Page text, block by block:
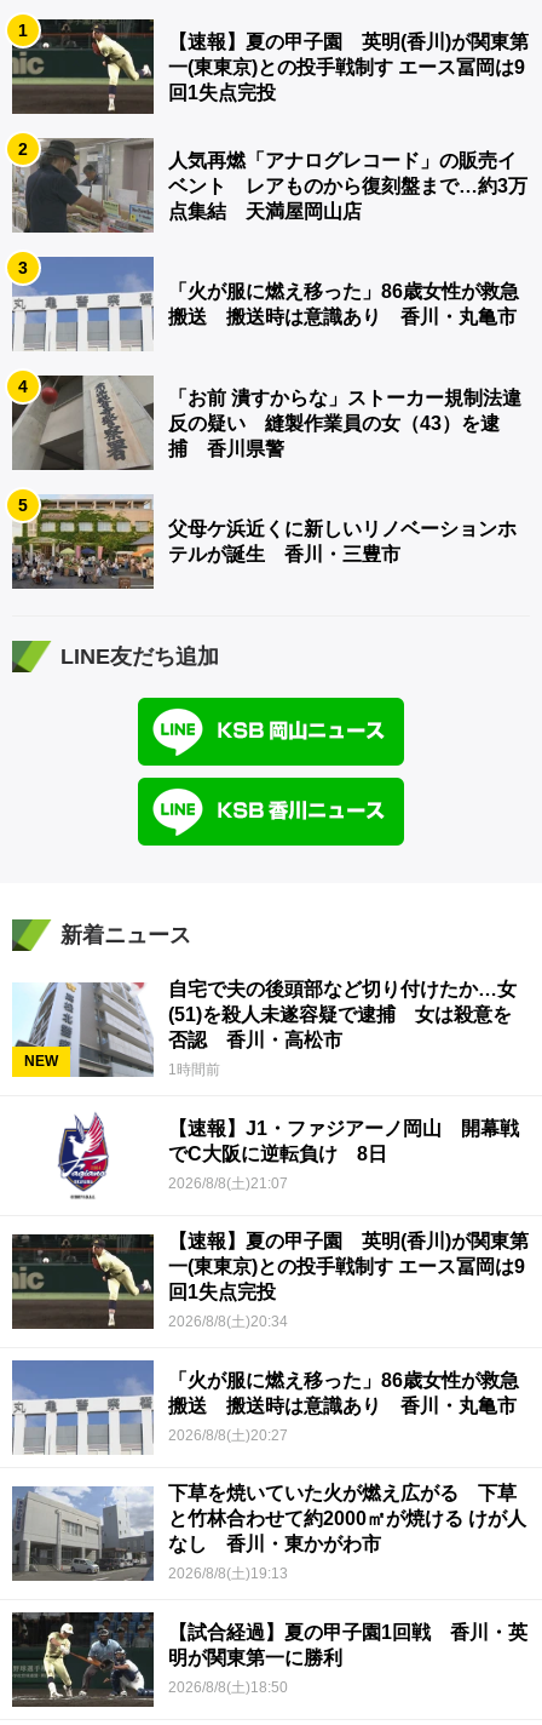
1
【速報】夏の甲子園 英明(香川)が関東第
一(東東京)との投手戦制す エース冨岡は9
回1失点完投
2
人気再燃「アナログレコード」の販売イ
ベント レアものから復刻盤まで…約3万
点集結 天満屋岡山店
3
「火が服に燃え移った」86歳女性が救急
搬送 搬送時は意識あり 香川・丸亀市
4
「お前 潰すからな」ストーカー規制法違
反の疑い 縫製作業員の女（43）を逮
捕 香川県警
5
父母ケ浜近くに新しいリノベーションホ
テルが誕生 香川・三豊市
LINE友だち追加
新着ニュース
NEW
自宅で夫の後頭部など切り付けたか…女
(51)を殺人未遂容疑で逮捕 女は殺意を
否認 香川・高松市
1時間前
【速報】J1・ファジアーノ岡山 開幕戦
でC大阪に逆転負け 8日
2026/8/8(土)21:07
【速報】夏の甲子園 英明(香川)が関東第
一(東東京)との投手戦制す エース冨岡は9
回1失点完投
2026/8/8(土)20:34
「火が服に燃え移った」86歳女性が救急
搬送 搬送時は意識あり 香川・丸亀市
2026/8/8(土)20:27
下草を焼いていた火が燃え広がる 下草
と竹林合わせて約2000㎡が焼ける けが人
なし 香川・東かがわ市
2026/8/8(土)19:13
【試合経過】夏の甲子園1回戦 香川・英
明が関東第一に勝利
2026/8/8(土)18:50